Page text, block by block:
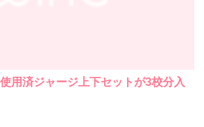
用済ジャージ上下セットが3校分入